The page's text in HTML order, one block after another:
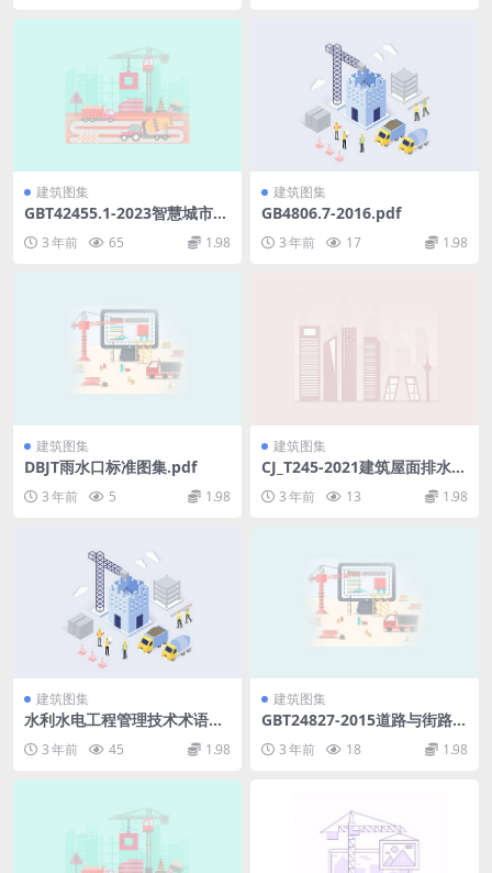
建筑图集
GBT42455.1-2023智慧城市建
筑及居住区第1部分：智慧社
区信息系统技术要求(7.03MB)
3 年前 65 1.98
建筑图集
GB4806.7-2016.pdf
3 年前 17 1.98
建筑图集
DBJT雨水口标准图集.pdf
3 年前 5 1.98
建筑图集
CJ_T245-2021建筑屋面排水用
B).pdf
3 年前 13 1.98
建筑图集
水利水电工程管理技术术语
3 年前 45 1.98
建筑图集
GBT24827-2015道路与街路照
3 年前 18 1.98